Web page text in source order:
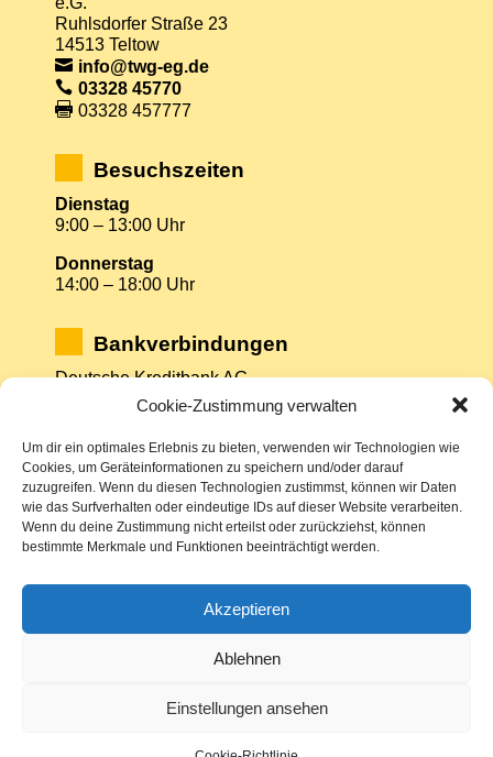
Cookie-Zustimmung verwalten
Um dir ein optimales Erlebnis zu bieten, verwenden wir Technologien wie
Cookies, um Geräteinformationen zu speichern und/oder darauf
zuzugreifen. Wenn du diesen Technologien zustimmst, können wir Daten
wie das Surfverhalten oder eindeutige IDs auf dieser Website verarbeiten.
Wenn du deine Zustimmung nicht erteilst oder zurückziehst, können
bestimmte Merkmale und Funktionen beeinträchtigt werden.
Akzeptieren
Ablehnen
Einstellungen ansehen
Ruhlsdorfer Straße 23
14513 Teltow
info@twg-eg.de
03328 45770
03328 457777
Besuchszeiten
Dienstag
9:00 – 13:00 Uhr
Donnerstag
14:00 – 18:00 Uhr
Bankverbindungen
Deutsche Kreditbank AG
DE75 1203 0000 0000 4157 86
Mittelbrandenburgische Sparkasse Potsdam
DE37 1605 0000 3522 7800 26
WELADED1PMB
Datenschutz
Sitemap
Cookie-Richtlinie (EU)